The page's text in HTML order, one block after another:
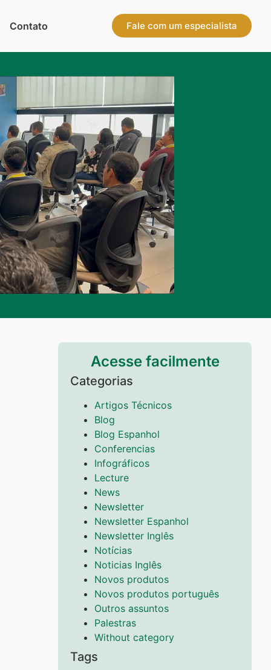
Contato Fale com um especialista
Acesse facilmente
Categorias
Artigos Técnicos
Blog
Blog Espanhol
Conferencias
Infográficos
Lecture
News
Newsletter
Newsletter Espanhol
Newsletter Inglês
Notícias
Noticias Inglês
Novos produtos
Novos produtos português
Outros assuntos
Palestras
Without category
Tags